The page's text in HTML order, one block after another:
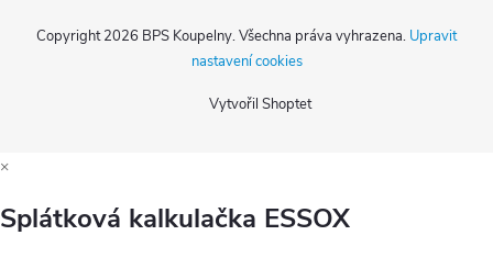
Vytvořil Shoptet
Copyright 2026 BPS Koupelny. Všechna práva vyhrazena. Upravit
nastavení cookies
×
Splátková kalkulačka ESSOX